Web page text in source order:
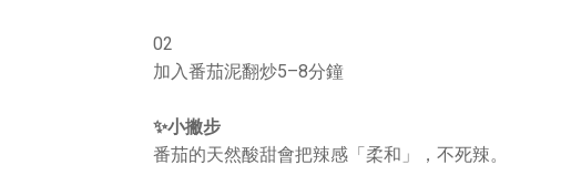
02
加入番茄泥翻炒5–8分鐘
✨小撇步
番茄的天然酸甜會把辣感「柔和」，不死辣。